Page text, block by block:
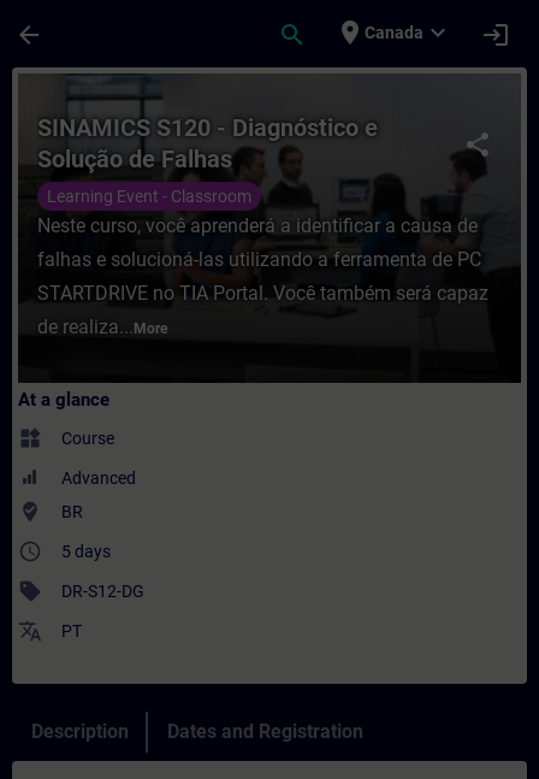
arrow_back search place Canada expand_more login
Course - SINAMICS S120 - Diagnóstico
share
SINAMICS S120 - Diagnóstico e
Solução de Falhas
Learning Event - Classroom
Neste curso, você aprenderá a identificar a causa de
falhas e solucioná-las utilizando a ferramenta de PC
STARTDRIVE no TIA Portal. Você também será capaz
de realiza... More
At a glance
widgets Course
Advanced
where_to_vote BR
access_time 5 days
sell DR-S12-DG
translate PT
Description Dates and Registration